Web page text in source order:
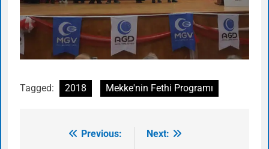
Tagged: 2018 Mekke'nin Fethi Programı
Previous:
Next: